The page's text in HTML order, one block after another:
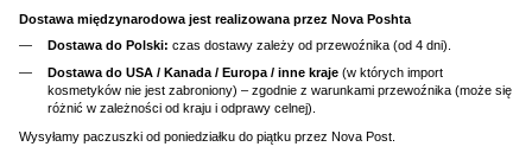
Dostawa międzynarodowa jest realizowana przez Nova Poshta
Dostawa do Polski: czas dostawy zależy od przewoźnika (od 4 dni).
Dostawa do USA / Kanada / Europa / inne kraje (w których import
kosmetyków nie jest zabroniony) – zgodnie z warunkami przewoźnika (może się
różnić w zależności od kraju i odprawy celnej).
Wysyłamy paczuszki od poniedziałku do piątku przez Nova Post.